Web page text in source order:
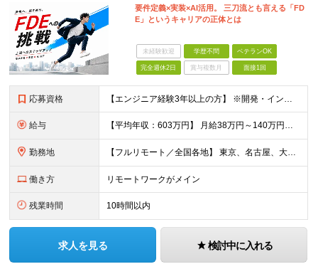
要件定義×実装×AI活用。 三刀流とも言える「FD
E」というキャリアの正体とは
未経験歓迎 学歴不問 ベテランOK
完全週休2日 賞与複数月 面接1回
応募資格 【エンジニア経験3年以上の方】 ※開発・インフラ・工程・言語一切不問 ※文理・学歴不問 【歓迎条件】 ◆Python実務経験がある方 ◆LLM・生成AIを使った開発経験がある方 ◆要件定義・顧客折衝
給与 【平均年収：603万円】 月給38万円～140万円＋諸手当（経験者） 【平均年収603万円】 ※案件の契約内容や昇給額などはすべて開示します。 ※経験や能力を考慮し決定します。 ※月給には固定残業
勤務地 【フルリモート／全国各地】 東京、名古屋、大阪、福岡を中心とした全国のプロジェクトにアサイン。 ※プロジェクトは完全選択制です。 ※フルリモート、ハイブリッド型、常駐案件から自由に選択可能です。 ※転
働き方 リモートワークがメイン
残業時間 10時間以内
求人を見る 検討中に入れる